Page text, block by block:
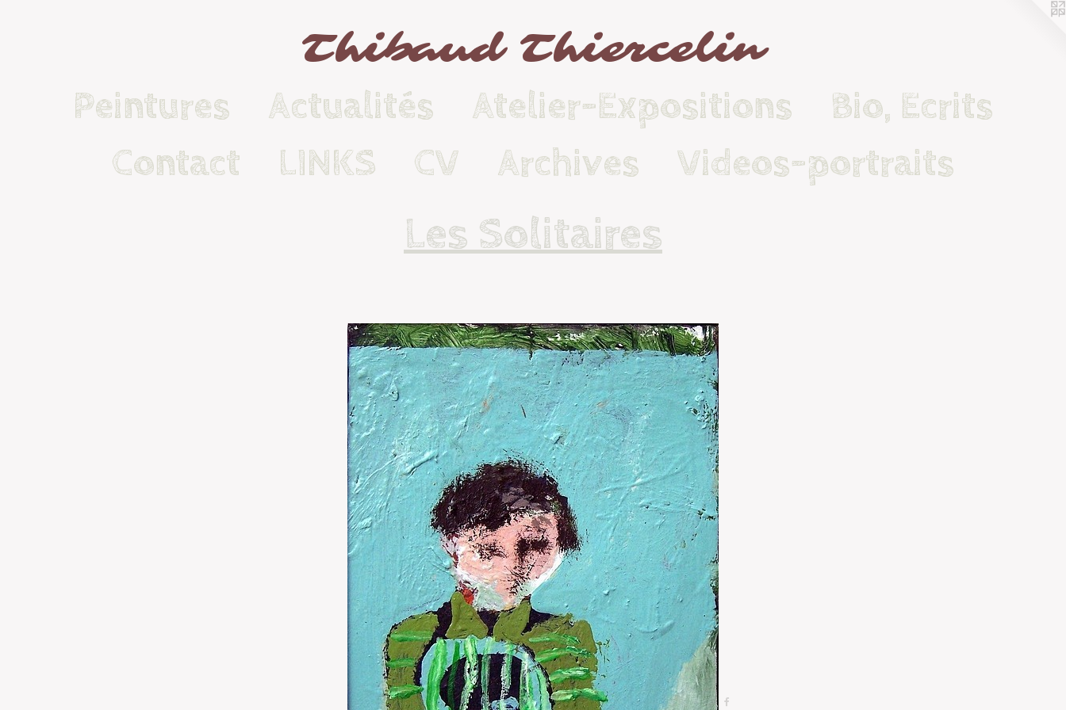
Thibaud Thiercelin
Peintures Actualités Atelier-Expositions
Bio, Ecrits
Contact
LINKS CV Archives Videos-portraits
Les Solitaires